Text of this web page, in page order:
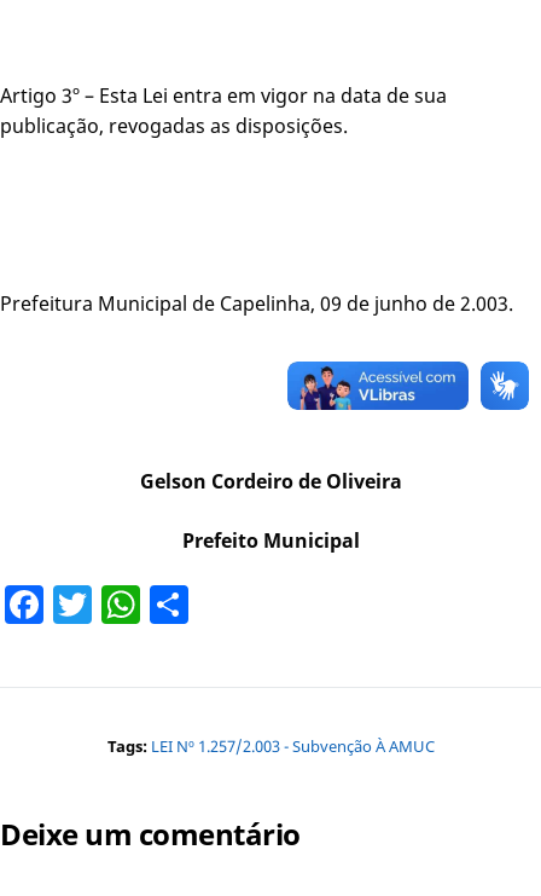
Artigo 3º – Esta Lei entra em vigor na data de sua
publicação, revogadas as disposições.
Prefeitura Municipal de Capelinha, 09 de junho de 2.003.
Gelson Cordeiro de Oliveira
Prefeito Municipal
Facebook
TwitterWhatsApp
Tags: LEI Nº 1.257/2.003 - Subvenção À AMUC
Deixe um comentário